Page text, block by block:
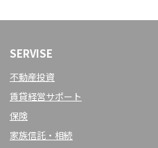
SERVISE
不動産投資
賃貸経営サポート
保険
家族信託・相続